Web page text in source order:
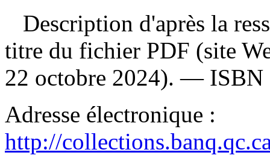
Description d'après la
titre du fichier PDF (site
22 octobre 2024). — ISBN
Adresse électronique :
http://